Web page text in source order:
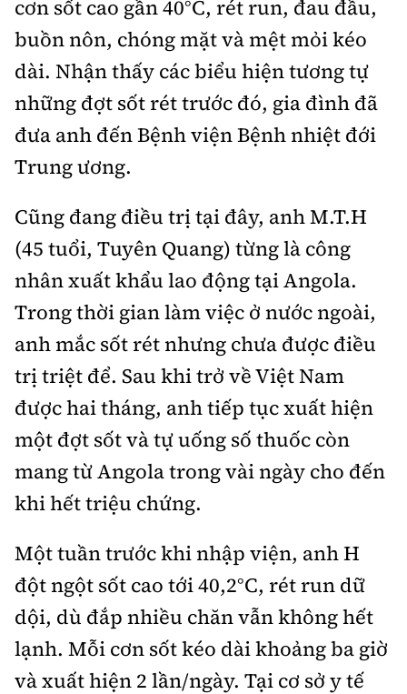
Email:bandoc@baoxaydung.vn
Cấm sao chép dưới mọi hình thức nếu không có sự
chấp thuận bằng văn bản.
Thông tin tòa
soạn
cơn sốt cao gần 40°C, rét run, đau đầu,
buồn nôn, chóng mặt và mệt mỏi kéo
dài. Nhận thấy các biểu hiện tương tự
những đợt sốt rét trước đó, gia đình đã
đưa anh đến Bệnh viện Bệnh nhiệt đới
Trung ương.
Cũng đang điều trị tại đây, anh M.T.H
(45 tuổi, Tuyên Quang) từng là công
nhân xuất khẩu lao động tại Angola.
Trong thời gian làm việc ở nước ngoài,
anh mắc sốt rét nhưng chưa được điều
trị triệt để. Sau khi trở về Việt Nam
được hai tháng, anh tiếp tục xuất hiện
một đợt sốt và tự uống số thuốc còn
mang từ Angola trong vài ngày cho đến
khi hết triệu chứng.
Một tuần trước khi nhập viện, anh H
đột ngột sốt cao tới 40,2°C, rét run dữ
dội, dù đắp nhiều chăn vẫn không hết
lạnh. Mỗi cơn sốt kéo dài khoảng ba giờ
và xuất hiện 2 lần/ngày. Tại cơ sở y tế